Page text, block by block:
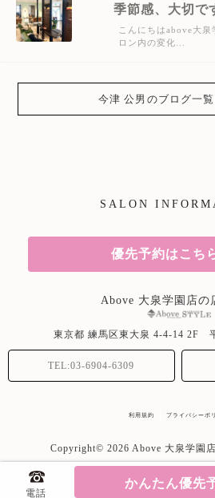
季節感、大切で
こんにちはabove大
ロン内の変化...
今津 公男のブログ一
SALON
優先予約はこち
Above 大泉学園店の
東京都 練馬区東大泉 4-4-14 2F
TEL:03-6904-6309
利用規約 プライバシーポ
Copyright© 2026 Above 大泉学園
美容院専用ホームペ
電話
かんたん優先